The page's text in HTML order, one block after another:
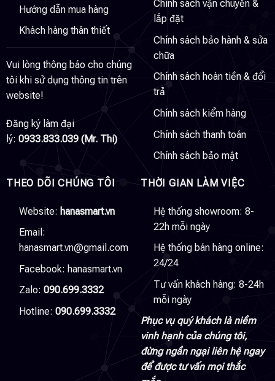
Hướng dẫn mua hàng
Khách hàng thân thiết
Vui lòng thông báo cho chúng
tôi khi sử dụng thông tin trên
website!
Đăng ký làm đại
lý: 0933.833.039 (Mr. Thi)
Chính sách vận chuyển &
lắp đặt
Chính sách bảo hành & sửa
chữa
Chính sách hoàn tiền & đổi
trả
Chính sách kiểm hàng
Chính sách thanh toán
Chính sách bảo mật
THEO DÕI CHÚNG TÔI
Website: hanasmart.vn
Email:
hanasmart.vn@gmail.com
Facebook: hanasmart.vn
Zalo: 090.699.3332
Hotline: 090.699.3332
THỜI GIAN LÀM VIỆC
Hệ thống showroom: 8-
22h mỗi ngày
Hệ thống bán hàng online:
24/24
Tư vấn khách hàng: 8-24h
mỗi ngày
Phục vụ quý khách là niềm
vinh hạnh của chúng tôi,
đừng ngần ngại liên hệ ngay
để được tư vấn mọi thắc